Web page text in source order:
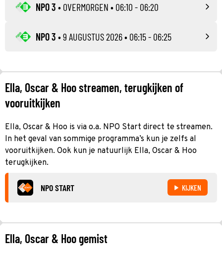
NPO 3 • OVERMORGEN • 06:10 - 06:20
NPO 3 •9 AUGUSTUS 2026• 06:15 - 06:25
Ella, Oscar & Hoo streamen, terugkijken of
vooruitkijken
Ella, Oscar & Hoo is via o.a. NPO Start direct te streamen.
In het geval van sommige programma’s kun je zelfs al
vooruitkijken. Ook kun je natuurlijk Ella, Oscar & Hoo
terugkijken.
NPO START KIJKEN
Ella, Oscar & Hoo gemist